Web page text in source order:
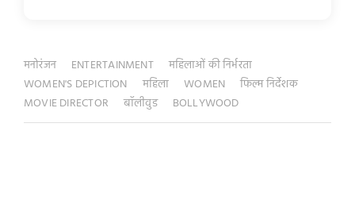
मनोरंजन ENTERTAINMENT
महिलाओं की निर्भरता
WOMEN'S DEPICTION
महिला WOMEN
फिल्म निर्देशक
MOVIE DIRECTOR
बॉलीवुड BOLLYWOOD